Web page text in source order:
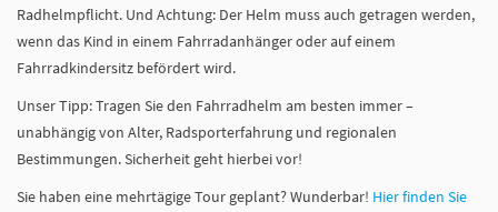
Radhelmpflicht. Und Achtung: Der Helm muss auch getragen werden,
wenn das Kind in einem Fahrradanhänger oder auf einem
Fahrradkindersitz befördert wird.
Unser Tipp: Tragen Sie den Fahrradhelm am besten immer –
unabhängig von Alter, Radsporterfahrung und regionalen
Bestimmungen. Sicherheit geht hierbei vor!
Sie haben eine mehrtägige Tour geplant? Wunderbar! Hier finden Sie